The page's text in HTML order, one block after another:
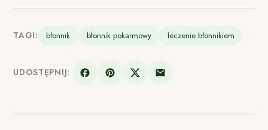
TAGI: błonnik błonnik pokarmowy leczenie błonnikiem
UDOSTĘPNIJ: